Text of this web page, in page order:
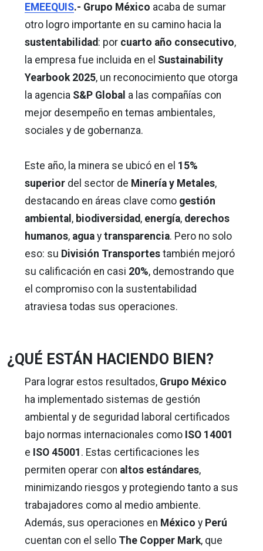
EMEEQUIS.- Grupo México acaba de sumar
otro logro importante en su camino hacia la
sustentabilidad : por cuarto año consecutivo,
la empresa fue incluida en el Sustainability
Yearbook 2025, un reconocimiento que otorga
la agencia S&P Global a las compañías con
mejor desempeño en temas ambientales,
sociales y de gobernanza.
Este año, la minera se ubicó en el 15%
superior del sector de Minería y Metales,
destacando en áreas clave como gestión
ambiental , biodiversidad , energía, derechos
humanos, agua y transparencia. Pero no solo
eso: su División Transportes también mejoró
su calificación en casi 20%, demostrando que
el compromiso con la sustentabilidad
atraviesa todas sus operaciones.
¿QUÉ ESTÁN HACIENDO BIEN?
Para lograr estos resultados, Grupo México
ha implementado sistemas de gestión
ambiental y de seguridad laboral certificados
bajo normas internacionales como ISO 14001
e ISO 45001 . Estas certificaciones les
permiten operar con altos estándares,
minimizando riesgos y protegiendo tanto a sus
trabajadores como al medio ambiente.
Además, sus operaciones en México y Perú
cuentan con el sello The Copper Mark, que